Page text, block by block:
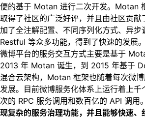
便的基于 Motan 进行二次开发。Motan
取得了社区的广泛好评，并且由社区贡献
加了全注解配置、不同序列化方式、异步
Restful 等众多功能，得到了快速的发展。
微博平台的服务交互方式主要是基于
2013 年 Motan 诞生，到 2015 年基于
混合云架构，Motan 框架也随着每次微
发展。目前微博服务化体系上运行着上千
次的 RPC 服务调用和数百亿的 API 调用。
现复杂的服务治理功能，并且能够快速、